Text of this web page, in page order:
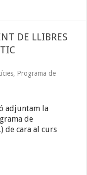
DE LLIBRES
, Programa de
adjuntam la
de
de cara al curs